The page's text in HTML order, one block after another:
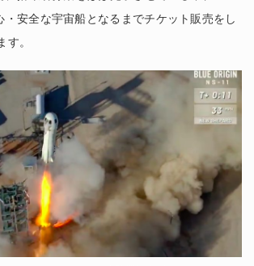
安全な宇宙船となるまでチケット販売をし
す。